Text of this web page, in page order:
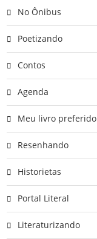
No Ônibus
Poetizando
Contos
Agenda
Meu livro preferido
Resenhando
Historietas
Portal Literal
Literaturizando